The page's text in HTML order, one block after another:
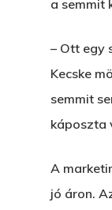
a semmit
– Ott egy
Kecske
semmit
káposzta
A
jó áron.